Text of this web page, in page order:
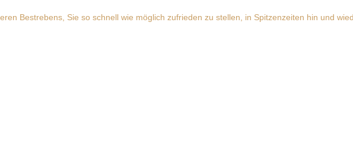
Bestrebens, Sie so schnell wie möglich zufrieden zu stellen, in Spitzenzeiten hin und